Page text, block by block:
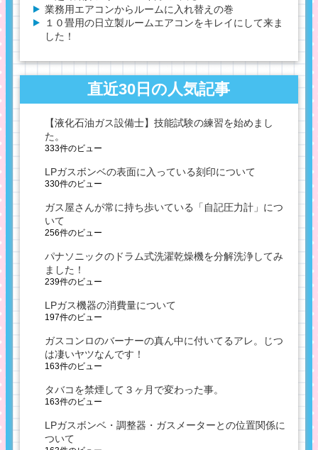
業務用エアコンからルームに入れ替えの巻
１０畳用の日立製ルームエアコンをキレイにして来ま
した！
直近30日の人気記事
【液化石油ガス設備士】技能試験の練習を始めまし
た。
333件のビュー
LPガスボンベの表面に入っている刻印について
330件のビュー
ガス屋さんが常に持ち歩いている「自記圧力計」につ
いて
256件のビュー
パナソニックのドラム式洗濯乾燥機を分解洗浄してみ
ました！
239件のビュー
LPガス機器の消費量について
197件のビュー
ガスコンロのバーナーの真ん中に付いてるアレ。じつ
は凄いヤツなんです！
163件のビュー
タバコを禁煙して３ヶ月で変わった事。
163件のビュー
LPガスボンベ・調整器・ガスメーターとの位置関係に
ついて